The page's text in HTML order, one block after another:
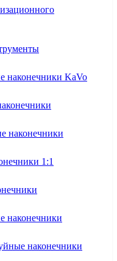
наконечники KaVo
наконечники
1:1
наконечники